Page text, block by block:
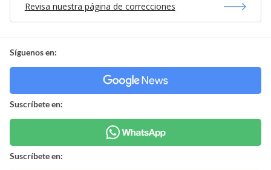
Revisa nuestra página de correcciones
Síguenos en:
Suscríbete en:
Suscríbete en: